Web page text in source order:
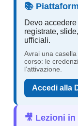
📚
Devo
registrate,
ufficiali.
Avrai una
corso: le
l’attivazione.
Accedi alla
🎥 Lezioni